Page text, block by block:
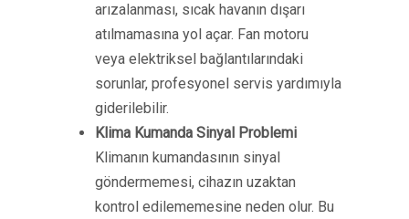
arızalanması, sıcak havanın dışarı
atılmamasına yol açar. Fan motoru
veya elektriksel bağlantılarındaki
sorunlar, profesyonel servis yardımıyla
giderilebilir.
Klima Kumanda Sinyal Problemi
Klimanın kumandasının sinyal
göndermemesi, cihazın uzaktan
kontrol edilememesine neden olur. Bu